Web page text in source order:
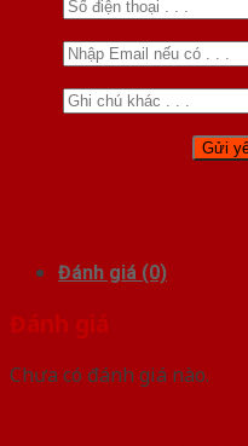
Đánh giá (0)
Đánh giá
Chưa có đánh giá nào.